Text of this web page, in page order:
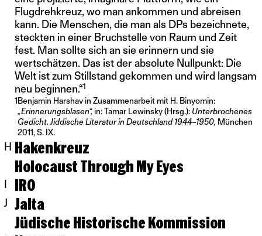
Flugdrehkreuz, wo man ankommen und abreisen
kann. Die Menschen, die man als DPs bezeichnete,
steckten in einer Bruchstelle von Raum und Zeit
fest. Man sollte sich an sie erinnern und sie
wertschätzen. Das ist der absolute Nullpunkt: Die
Welt ist zum Stillstand gekommen und wird langsam
neu beginnen.“1
1Benjamin Harshav in Zusammenarbeit mit H. Binyomin:
„Erinnerungsblasen“,in: Tamar Lewinsky (Hrsg.): Unterbrochenes
Gedicht. Jiddische Literatur in Deutschland 1944–1950, München
2011, S. IX.
H Hakenkreuz
Holocaust Through My Eyes
IRO
J
Jalta
Jüdische Historische Kommission